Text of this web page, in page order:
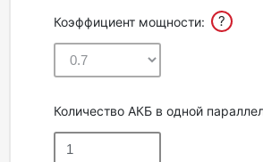
Коэффициент мощности: ?
Количество АКБ в одной